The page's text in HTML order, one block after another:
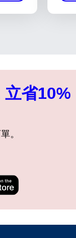
立省10%
。